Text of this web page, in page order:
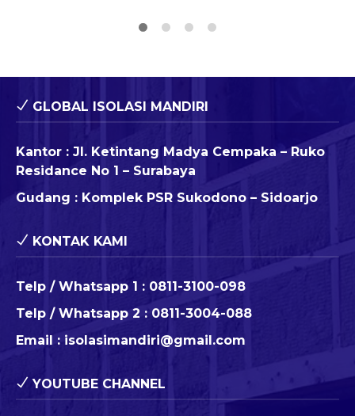
GLOBAL ISOLASI MANDIRI
Kantor : Jl. Ketintang Madya Cempaka – Ruko
Residance No 1 – Surabaya
Gudang : Komplek PSR Sukodono – Sidoarjo
KONTAK KAMI
Telp / Whatsapp 1 : 0811-3100-098
Telp / Whatsapp 2 : 0811-3004-088
Email : isolasimandiri@gmail.com
YOUTUBE CHANNEL